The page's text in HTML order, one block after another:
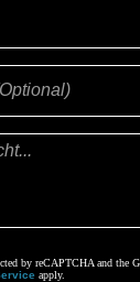
by reCAPTCHA and the
apply.